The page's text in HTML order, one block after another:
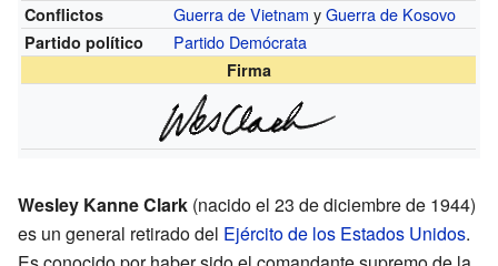
Conflictos Guerra de Vietnam yGuerra de Kosovo
Partido político Partido Demócrata
Firma
Wesley Kanne Clark (nacido el 23 de diciembre de 1944)
es un general retirado del Ejército de los Estados Unidos.